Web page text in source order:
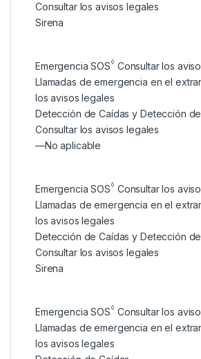
Consultar los avisos legales
Sirena
Emergencia SOS◊Consultar los
Llamadas de emergencia en el
los avisos legales
Detección de Caídas y Detección
Consultar los avisos legales
—No aplicable
Emergencia SOS◊Consultar los
Llamadas de emergencia en el
los avisos legales
Detección de Caídas y Detección
Consultar los avisos legales
Sirena
Emergencia SOS◊Consultar los
Llamadas de emergencia en el
los avisos legales